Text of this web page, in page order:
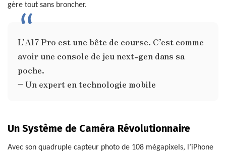
gère tout sans broncher.
L’A17 Pro est une bête de course. C’est comme
avoir une console de jeu next-gen dans sa
poche.
– Un expert en technologie mobile
Un Système de Caméra Révolutionnaire
Avec son quadruple capteur photo de 108 mégapixels, l’iPhone